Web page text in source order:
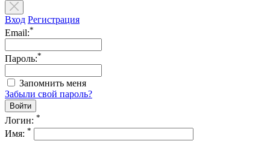
Вход Регистрация
Email:*
Пароль:*
Запомнить меня
Забыли свой пароль?
Логин: *
Имя: *